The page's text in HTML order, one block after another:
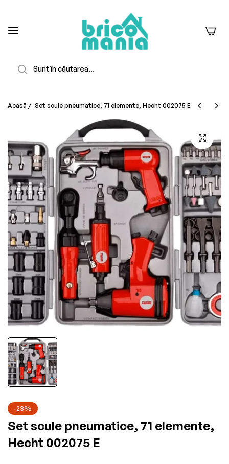
0
Acasă / Set scule pneumatice, 71 elemente, Hecht 002075 E
-23%
Set scule pneumatice, 71 elemente,
Hecht 002075 E